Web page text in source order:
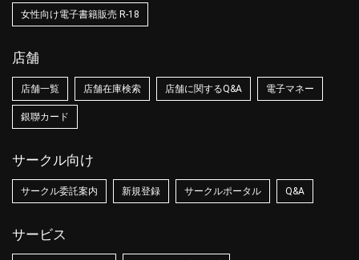
女性向け電子書籍販売 R-18
店舗
店舗一覧 店舗在庫検索 店舗に関するQ&A 電子マネー
銀聯カード
サークル向け
サークル委託案内 新規登録 サークルポータル Q&A
サービス